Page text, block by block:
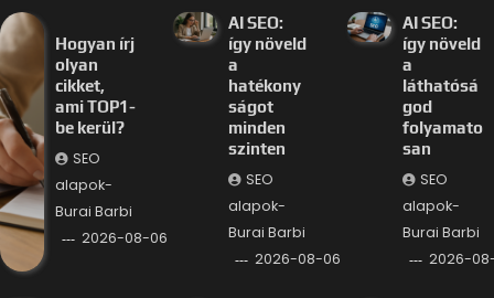
Hogyan írj
olyan
cikket,
ami TOP1-
be kerül?
SEO
alapok-
Burai Barbi
2026-08-06
AI SEO:
így növeld
a
hatékony
ságot
minden
szinten
SEO
alapok-
Burai Barbi
2026-08-06
AI SEO:
így növeld
a
láthatósá
god
folyamato
san
SEO
alapok-
Burai Barbi
2026-